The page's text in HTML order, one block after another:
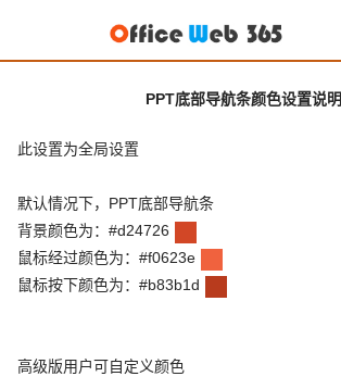
PPT底部导航条颜色设置说明
此设置为全局设置
默认情况下，PPT底部导航条
背景颜色为：#d24726
鼠标经过颜色为：#f0623e
鼠标按下颜色为：#b83b1d
高级版用户可自定义颜色